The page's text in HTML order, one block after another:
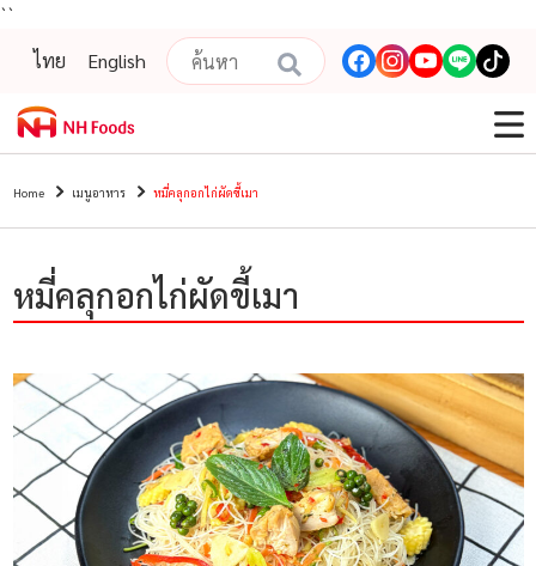
``
ไทย
English
Home เมนูอาหาร หมี่คลุกอกไก่ผัดขี้เมา
หมี่คลุกอกไก่ผัดขี้เมา